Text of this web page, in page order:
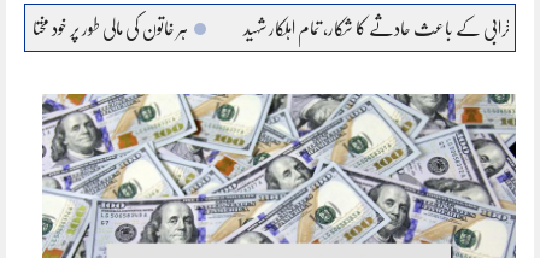
حادثے کا شکار، تمام اہلکار شہید ہر خاتون کی مالی طور پر خود مختار، بااحتیار بنانا ہمارا